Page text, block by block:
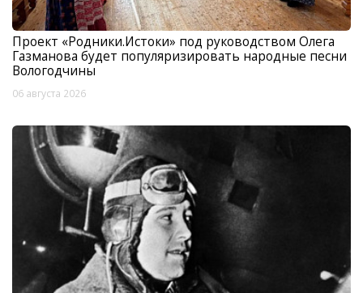
Проект «Родники.Истоки» под руководством Олега
Газманова будет популяризировать народные песни
Вологодчины
06 августа 2026